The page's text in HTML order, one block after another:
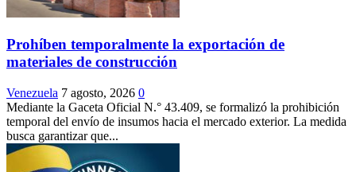
Prohíben temporalmente la exportación de
materiales de construcción
Venezuela 7 agosto, 2026 0
Mediante la Gaceta Oficial N.° 43.409, se formalizó la prohibición
temporal del envío de insumos hacia el mercado exterior. La medida
busca garantizar que...